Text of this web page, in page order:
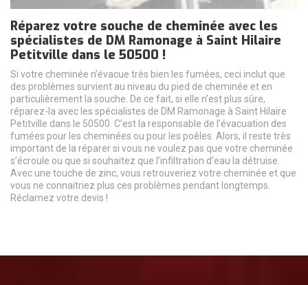
Réparez votre souche de cheminée avec les
spécialistes de DM Ramonage à Saint Hilaire
Petitville dans le 50500 !
Si votre cheminée n’évacue très bien les fumées, ceci inclut que
des problèmes survient au niveau du pied de cheminée et en
particulièrement la souche. De ce fait, si elle n’est plus sûre,
réparez-la avec les spécialistes de DM Ramonage à Saint Hilaire
Petitville dans le 50500. C’est la responsable de l’évacuation des
fumées pour les cheminées ou pour les poêles. Alors, il reste très
important de la réparer si vous ne voulez pas que votre cheminée
s’écroule ou que si souhaitez que l’infiltration d’eau la détruise.
Avec une touche de zinc, vous retrouveriez votre cheminée et que
vous ne connaitriez plus ces problèmes pendant longtemps.
Réclamez votre devis !